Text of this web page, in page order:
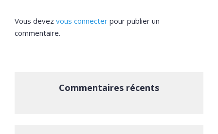
Vous devez vous connecter pour publier un
commentaire.
Commentaires récents